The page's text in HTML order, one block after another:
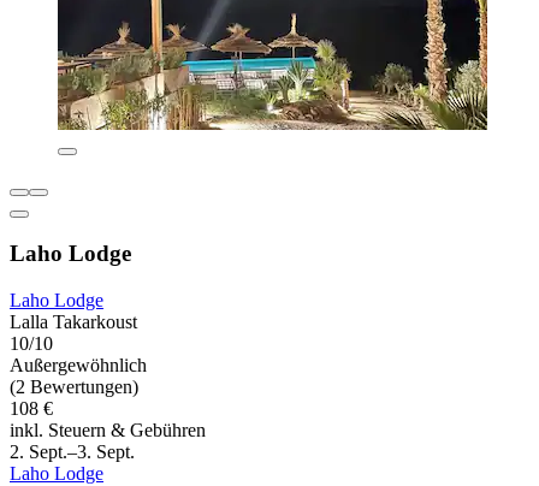
Laho Lodge
Laho Lodge
Lalla Takarkoust
10/10
Außergewöhnlich
(2 Bewertungen)
108 €
inkl. Steuern & Gebühren
2. Sept.–3. Sept.
Laho Lodge